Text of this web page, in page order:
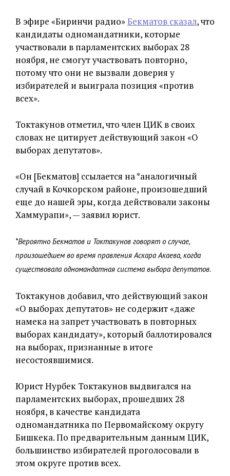
В эфире «Биринчи радио»Бекматов сказал, что
кандидаты одномандатники, которые
участвовали в парламентских выборах 28
ноября, не смогут участвовать повторно,
потому что они не вызвали доверия у
избирателей и выиграла позиция «против
всех».
Токтакунов отметил, что член ЦИК в своих
словах не цитирует действующий закон «О
выборах депутатов».
«Он [Бекматов] ссылается на *аналогичный
случай в Кочкорском районе, произошедший
еще до нашей эры, когда действовали законы
Хаммурапи», — заявил юрист.
*Вероятно Бекматов и Токтакунов говорят о случае,
произошедшем во время правления Аскара Акаева, когда
существовала одномандатная система выбора депутатов.
Токтакунов добавил, что действующий закон
«О выборах депутатов» не содержит «даже
намека на запрет участвовать в повторных
выборах кандидату», который баллотировался
на выборах, признанные в итоге
несостоявшимися.
Юрист Нурбек Токтакунов выдвигался на
парламентских выборах, прошедших 28
ноября, в качестве кандидата
одномандатника по Первомайскому округу
Бишкека. По предварительным данным ЦИК,
большинство избирателей проголосовали в
этом округе против всех.